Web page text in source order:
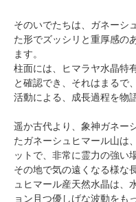
そのいでたちは、ガネーシ
た形でズッシリと重厚感の
ます。
柱面には、ヒマラヤ水晶特
と確認でき、それはまるで
活動による、成長過程を物
遥か古代より、象神ガネー
たガネーシュヒマール山は
ットで、非常に霊力の強い
その地で気の遠くなる様な
ュヒマール産天然水晶は、
ョン且つ優しげな波動をも